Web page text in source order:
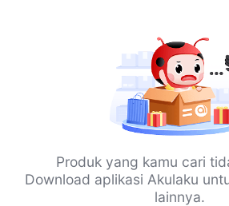
Produk yang kamu cari
Download aplikasi Akulaku
lainnya.